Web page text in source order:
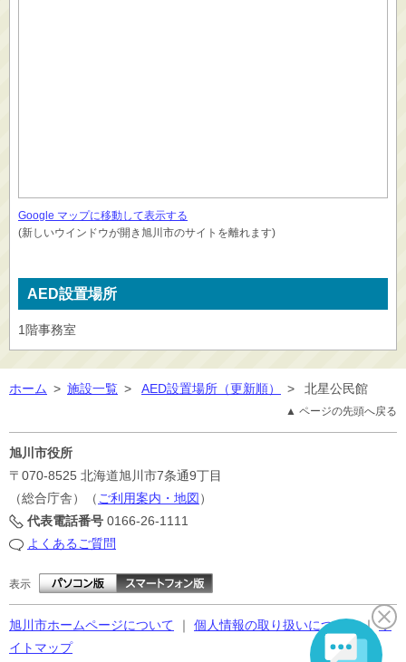
Google マップに移動して表示する
(新しいウインドウが開き旭川市のサイトを離れます)
AED設置場所
1階事務室
ホーム > 施設一覧 > AED設置場所（更新順） > 北星公民館
▲ ページの先頭へ戻る
旭川市役所
〒070-8525 北海道旭川市7条通9丁目
（総合庁舎）（ ご利用案内・地図 ）
代表電話番号 0166-26-1111
よくあるご質問
表示
旭川市ホームページについて ｜ 個人情報の取り扱いについて｜サ
イトマップ